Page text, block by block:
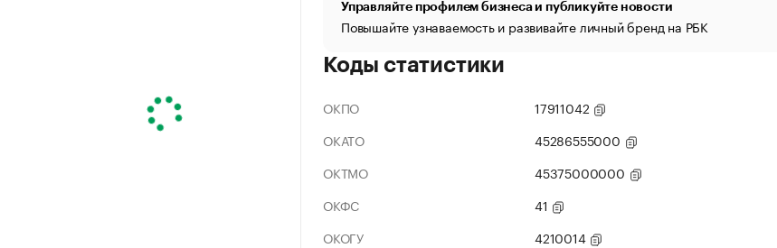
Управляйте профилем бизнеса и публикуйте новости
Повышайте узнаваемость и развивайте личный бренд на РБК
Коды статистики
ОКПО
17911042
ОКАТО
45286555000
ОКТМО
45375000000
ОКФС
41
ОКОГУ
4210014